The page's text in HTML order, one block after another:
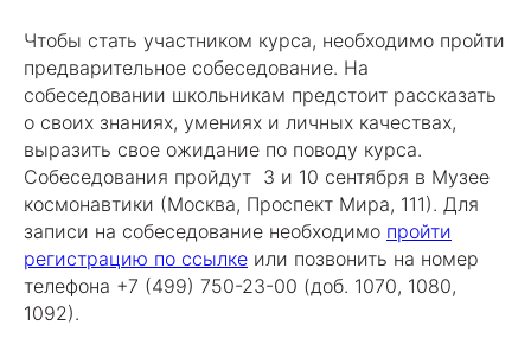
Чтобы стать участником курса, необходимо пройти
предварительное собеседование. На
собеседовании школьникам предстоит рассказать
о своих знаниях, умениях и личных качествах,
выразить свое ожидание по поводу курса.
Собеседования пройдут 3 и 10 сентября в Музее
космонавтики (Москва, Проспект Мира, 111). Для
записи на собеседование необходимо пройти
регистрацию по ссылке или позвонить на номер
телефона +7 (499) 750-23-00 (доб. 1070, 1080,
1092).